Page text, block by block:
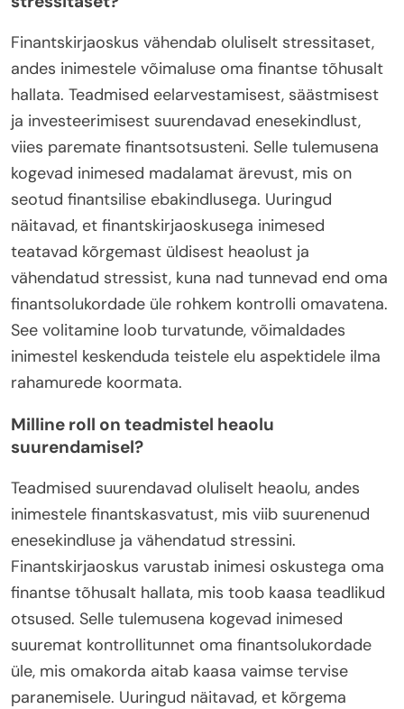
Finantskirjaoskus vähendab oluliselt stressitaset,
andes inimestele võimaluse oma finantse tõhusalt
hallata. Teadmised eelarvestamisest, säästmisest
ja investeerimisest suurendavad enesekindlust,
viies paremate finantsotsusteni. Selle tulemusena
kogevad inimesed madalamat ärevust, mis on
seotud finantsilise ebakindlusega. Uuringud
näitavad, et finantskirjaoskusega inimesed
teatavad kõrgemast üldisest heaolust ja
vähendatud stressist, kuna nad tunnevad end oma
finantsolukordade üle rohkem kontrolli omavatena.
See volitamine loob turvatunde, võimaldades
inimestel keskenduda teistele elu aspektidele ilma
rahamurede koormata.
Milline roll on teadmistel heaolu
suurendamisel?
Teadmised suurendavad oluliselt heaolu, andes
inimestele finantskasvatust, mis viib suurenenud
enesekindluse ja vähendatud stressini.
Finantskirjaoskus varustab inimesi oskustega oma
finantse tõhusalt hallata, mis toob kaasa teadlikud
otsused. Selle tulemusena kogevad inimesed
suuremat kontrollitunnet oma finantsolukordade
üle, mis omakorda aitab kaasa vaimse tervise
paranemisele. Uuringud näitavad, et kõrgema